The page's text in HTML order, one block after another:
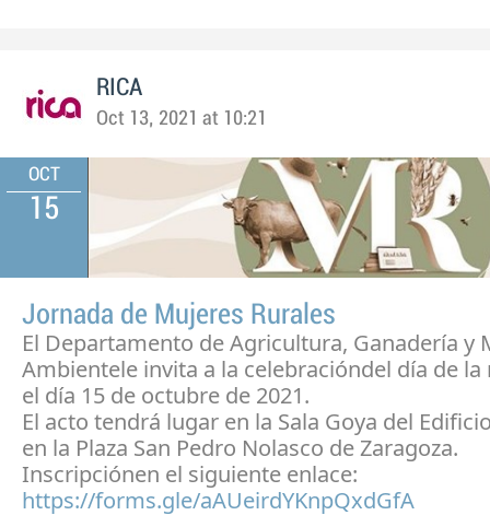
RICA
Oct 13, 2021 at 10:21
OCT
15
Jornada de Mujeres Rurales
El Departamento de Agricultura, Ganadería y
Ambientele invita a la celebracióndel día de
el día 15 de octubre de 2021.
El acto tendrá lugar en la Sala Goya del
en la Plaza San Pedro Nolasco de Zaragoza.
Inscripciónen el siguiente enlace:
https://forms.gle/aAUeirdYKnpQxdGfA